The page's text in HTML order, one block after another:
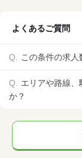
よくあるご質問
この条件の求人
エリアや路線
か？